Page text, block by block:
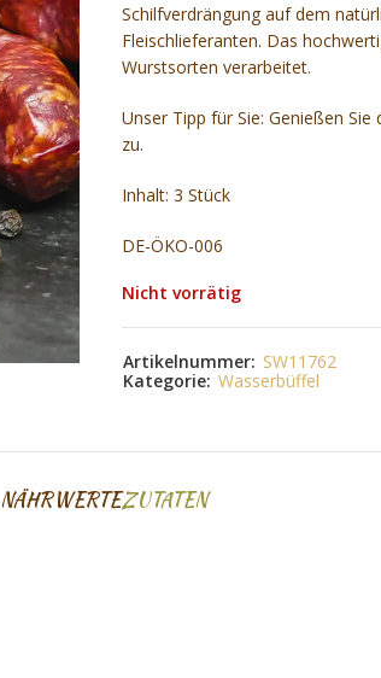
Schilfverdrängung auf dem
Fleischlieferanten. Das
Wurstsorten verarbeitet.
Unser Tipp für Sie: Genießen
zu.
Inhalt: 3 Stück
DE-ÖKO-006
Nicht vorrätig
Artikelnummer: SW11762
Kategorie: Wasserbüffel
NÄHRWERTEZUTATEN